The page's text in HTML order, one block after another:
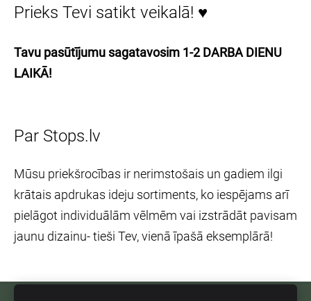
Prieks Tevi satikt veikalā! ♥
Tavu pasūtījumu sagatavosim 1-2 DARBA DIENU
LAIKĀ!
Par Stops.lv
Mūsu priekšrocības ir nerimstošais un gadiem ilgi
krātais apdrukas ideju sortiments, ko iespējams arī
pielāgot individuālām vēlmēm vai izstrādāt pavisam
jaunu dizainu- tieši Tev, vienā īpašā eksemplārā!